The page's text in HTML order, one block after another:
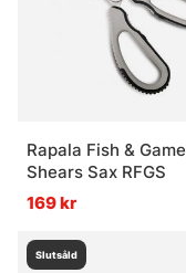
Rapala Fish & Game
Shears Sax RFGS
169 kr
Slutsåld